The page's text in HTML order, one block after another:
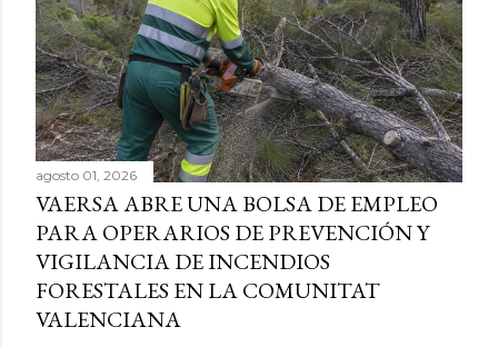
agosto 01, 2026
VAERSA ABRE UNA BOLSA DE EMPLEO
PARA OPERARIOS DE PREVENCIÓN Y
VIGILANCIA DE INCENDIOS
FORESTALES EN LA COMUNITAT
VALENCIANA